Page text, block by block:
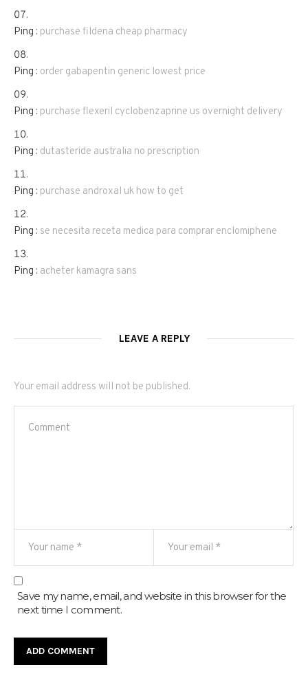
Ping : purchase fildena cheap pharmacy
Ping : order gabapentin generic lowest price
Ping : purchase flexeril cyclobenzaprine us overnight delivery
Ping : dutasteride australia no prescription
Ping : purchase androxal uk how to get
Ping : se necesita receta medica para comprar enclomiphene
Ping : acheter kamagra sans
LEAVE A REPLY
Your email address will not be published.
Save my name, email, and website in this browser for the
next time I comment.